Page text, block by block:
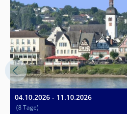
04.10.2026 - 11.10.2026
(8 Tage)